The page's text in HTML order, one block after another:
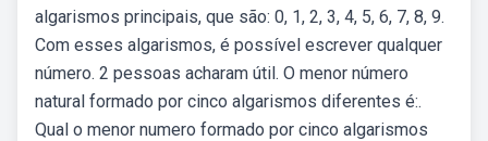
algarismos principais, que são: 0, 1, 2, 3, 4, 5, 6, 7, 8, 9.
Com esses algarismos, é possível escrever qualquer
número. 2 pessoas acharam útil. O menor número
natural formado por cinco algarismos diferentes é:.
Qual o menor numero formado por cinco algarismos